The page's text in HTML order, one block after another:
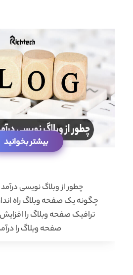
بیشتر بخوانید
چطور از وبلاگ نویسی
چگونه یک صفحه وبلاگ راه
ترافیک صفحه وبلاگ را
صفحه وبلاگ را